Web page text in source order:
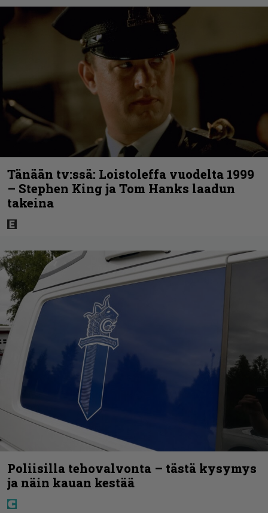
Tänään tv:ssä: Loistoleffa vuodelta 1999
– Stephen King ja Tom Hanks laadun
takeina
Poliisilla tehovalvonta – tästä kysymys
ja näin kauan kestää